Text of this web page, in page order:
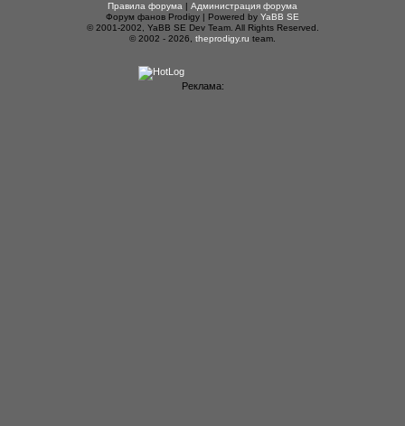
Правила форума | Администрация форума
Форум фанов Prodigy | Powered by YaBB SE
© 2001-2002, YaBB SE Dev Team. All Rights Reserved.
© 2002 - 2026, theprodigy.ru team.
Реклама: